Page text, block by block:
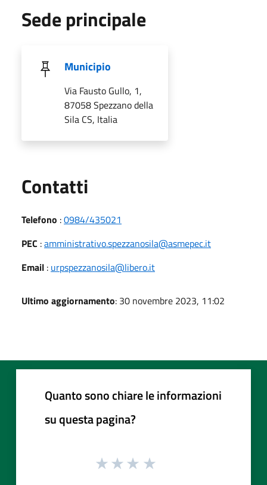
Sede principale
Municipio
Via Fausto Gullo, 1,
87058 Spezzano della
Sila CS, Italia
Contatti
Telefono :0984/435021
PEC :amministrativo.spezzanosila@asmepec.it
Email : urpspezzanosila@libero.it
Ultimo aggiornamento: 30 novembre 2023, 11:02
Quanto sono chiare le informazioni
su questa pagina?